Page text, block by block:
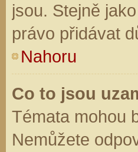
jsou. Stejně
právo přidávat
Nahoru
Co to jsou
Témata mohou
Nemůžete